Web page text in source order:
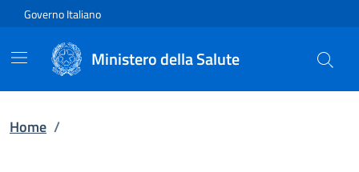
Vai direttamente al contenuto
Governo Italiano
Ministero della Salute
Home /